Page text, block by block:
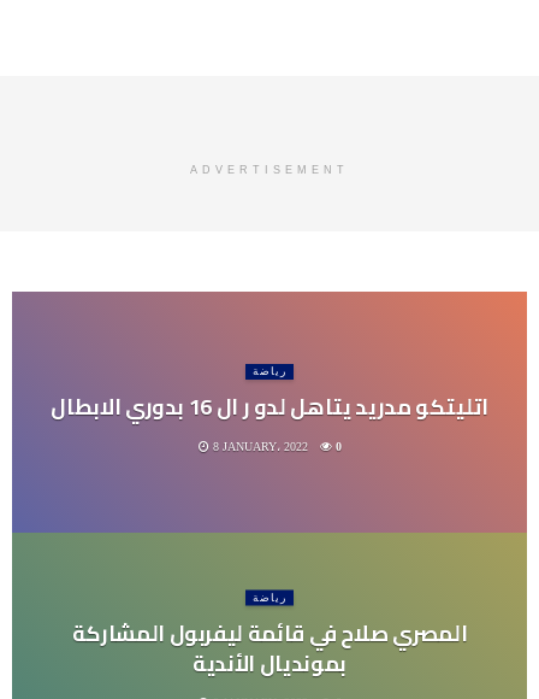
ADVERTISEMENT
رياضة
اتليتكو مدريد يتاهل لدو ر ال 16 بدوري الابطال
8 JANUARY، 2022 0
رياضة
المصري صلاح في قائمة ليفربول المشاركة
بمونديال الأندية